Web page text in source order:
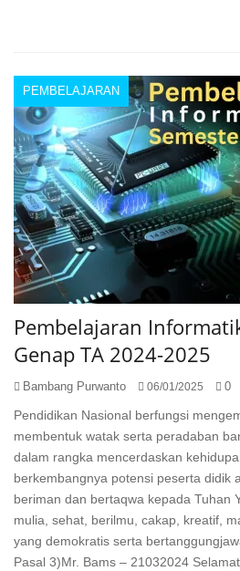
PEMBELAJARAN
Pembelajaran
Genap TA 2024-2025
Bambang Purwanto 06/01/2025 0
Pendidikan Nasional berfungsi
membentuk watak serta peradaban
dalam rangka mencerdaskan
berkembangnya potensi peserta didik
beriman dan bertaqwa kepada Tuhan
mulia, sehat, berilmu, cakap, kreatif,
yang demokratis serta
Pasal 3)Mr. Bams – 21032024